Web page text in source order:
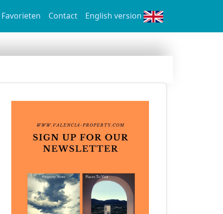
Favorieten Contact English version